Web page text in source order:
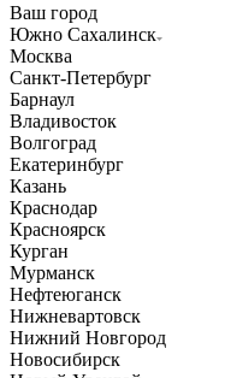
Ваш город
Южно Сахалинск
Москва
Санкт-Петербург
Барнаул
Владивосток
Волгоград
Екатеринбург
Казань
Краснодар
Красноярск
Курган
Мурманск
Нефтеюганск
Нижневартовск
Нижний Новгород
Новосибирск